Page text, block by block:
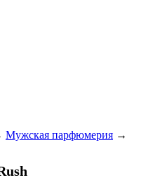
Мужская парфюмерия →